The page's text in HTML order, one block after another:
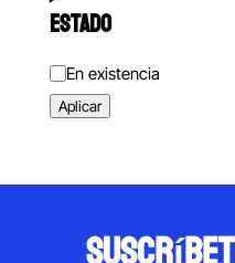
ESTADO
Estado
En existencia
Aplicar